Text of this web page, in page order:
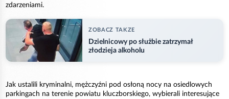
zdarzeniami.
ZOBACZ TAKZE
Dzielnicowy po służbie zatrzymał
złodzieja alkoholu
Jak ustalili kryminalni, mężczyźni pod osłoną nocy na osiedlowych
parkingach na terenie powiatu kluczborskiego, wybierali interesujące